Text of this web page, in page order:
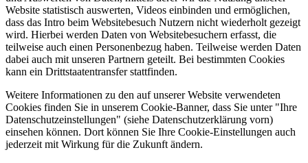
Website statistisch auswerten, Videos einbinden und ermöglichen,
dass das Intro beim Websitebesuch Nutzern nicht wiederholt gezeigt
wird. Hierbei werden Daten von Websitebesuchern erfasst, die
teilweise auch einen Personenbezug haben. Teilweise werden Daten
dabei auch mit unseren Partnern geteilt. Bei bestimmten Cookies
kann ein Drittstaatentransfer stattfinden.
Weitere Informationen zu den auf unserer Website verwendeten
Cookies finden Sie in unserem Cookie-Banner, dass Sie unter "Ihre
Datenschutzeinstellungen" (siehe Datenschutzerklärung vorn)
einsehen können. Dort können Sie Ihre Cookie-Einstellungen auch
jederzeit mit Wirkung für die Zukunft ändern.